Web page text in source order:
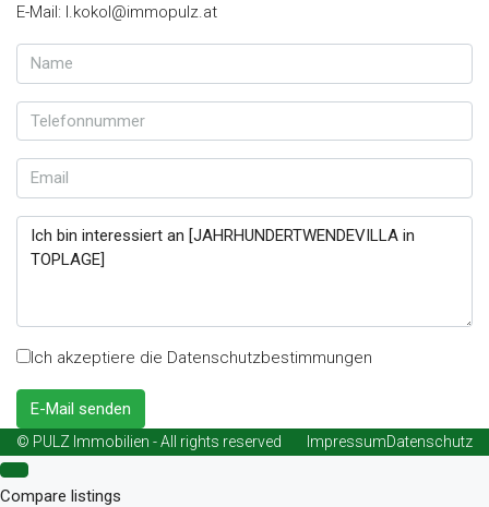
E-Mail: l.kokol@immopulz.at
Ich akzeptiere die Datenschutzbestimmungen
E-Mail senden
© PULZ Immobilien - All rights reserved ImpressumDatenschutz
Compare listings